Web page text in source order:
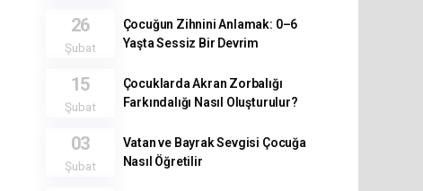
26
Şubat
Çocuğun Zihnini Anlamak: 0–6
Yaşta Sessiz Bir Devrim
15
Şubat
Çocuklarda Akran Zorbalığı
Farkındalığı Nasıl Oluşturulur?
03
Şubat
Vatan ve Bayrak Sevgisi Çocuğa
Nasıl Öğretilir